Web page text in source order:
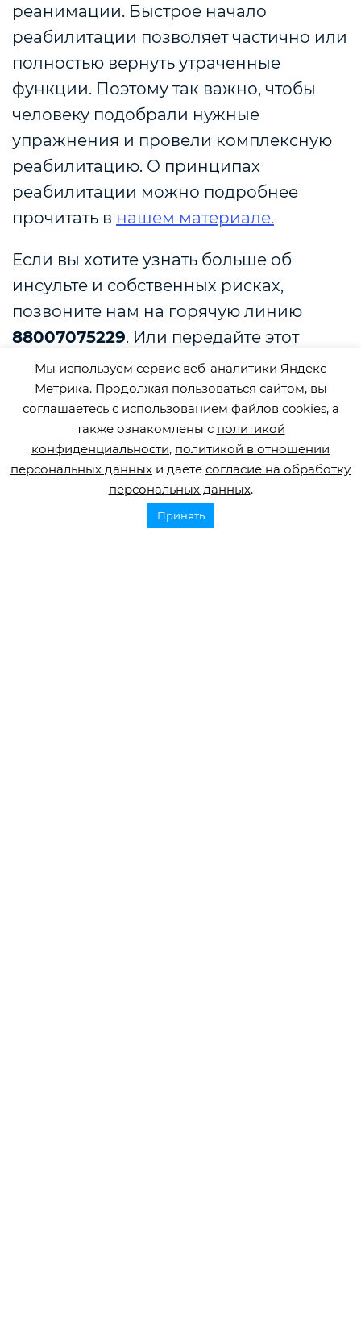
реанимации. Быстрое начало
реабилитации позволяет частично или
полностью вернуть утраченные
функции. Поэтому так важно, чтобы
человеку подобрали нужные
упражнения и провели комплексную
реабилитацию. О принципах
реабилитации можно подробнее
прочитать в нашем материале.
Если вы хотите узнать больше об
инсульте и собственных рисках,
позвоните нам на горячую линию
88007075229. Или передайте этот
номер тому, кто в нем нуждается.
Поделиться
Смотрите также
Мы используем сервис веб-аналитики Яндекс
Метрика. Продолжая пользоваться сайтом, вы
соглашаетесь с использованием файлов cookies, а
также ознакомлены с политикой
конфиденциальности, политикой в отношении
персональных данных и даете согласие на обработку
персональных данных.
Принять